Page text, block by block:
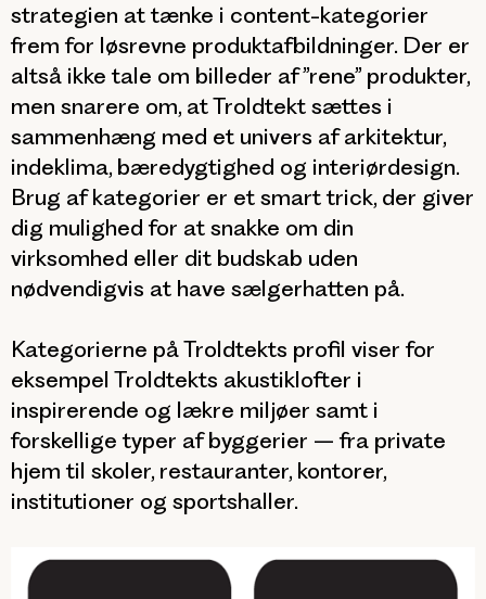
strategien at tænke i content-kategorier
frem for løsrevne produktafbildninger. Der er
altså ikke tale om billeder af ”rene” produkter,
men snarere om, at Troldtekt sættes i
sammenhæng med et univers af arkitektur,
indeklima, bæredygtighed og interiørdesign.
Brug af kategorier er et smart trick, der giver
dig mulighed for at snakke om din
virksomhed eller dit budskab uden
nødvendigvis at have sælgerhatten på.
Kategorierne på Troldtekts profil viser for
eksempel Troldtekts akustiklofter i
inspirerende og lækre miljøer samt i
forskellige typer af byggerier – fra private
hjem til skoler, restauranter, kontorer,
institutioner og sportshaller.